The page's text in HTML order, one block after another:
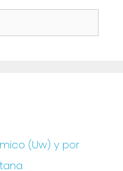
(Uw) y por